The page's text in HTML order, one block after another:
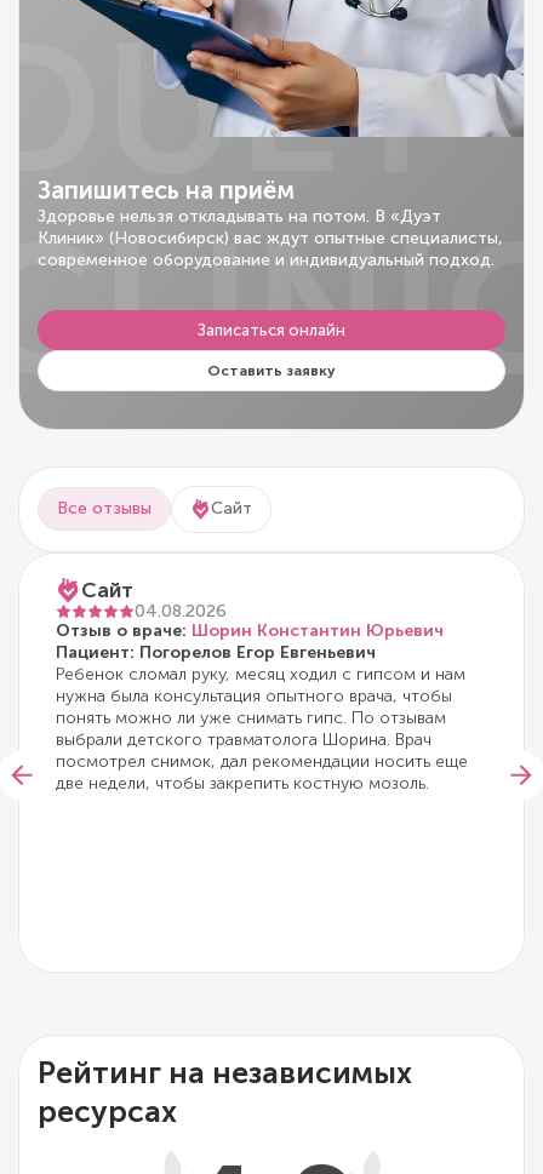
Запишитесь на приём
Здоровье нельзя откладывать на потом. В «Дуэт
Клиник» (Новосибирск) вас ждут опытные специалисты,
современное оборудование и индивидуальный подход.
Записаться онлайн
Оставить заявку
Все отзывы Сайт
Сайт
04.08.2026
Отзыв о враче: Шорин Константин Юрьевич
Пациент: Погорелов Егор Евгеньевич
Ребенок сломал руку, месяц ходил с гипсом и нам
нужна была консультация опытного врача, чтобы
понять можно ли уже снимать гипс. По отзывам
выбрали детского травматолога Шорина. Врач
посмотрел снимок, дал рекомендации носить еще
две недели, чтобы закрепить костную мозоль.
Рейтинг на независимых
ресурсах